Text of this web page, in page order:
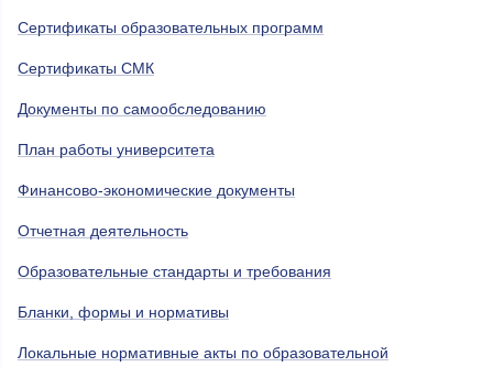
Сертификаты образовательных программ
Сертификаты СМК
Документы по самообследованию
План работы университета
Финансово-экономические документы
Отчетная деятельность
Образовательные стандарты и требования
Бланки, формы и нормативы
Локальные нормативные акты по образовательной